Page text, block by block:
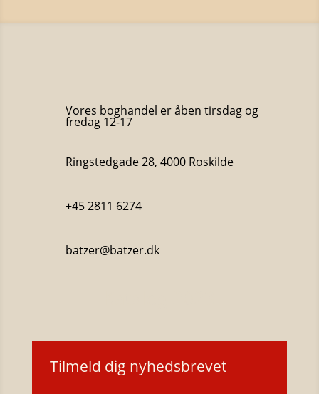
Vores boghandel er åben tirsdag og
fredag 12-17
Ringstedgade 28, 4000 Roskilde
+45 2811 6274
batzer@batzer.dk
Tilmeld dig nyhedsbrevet